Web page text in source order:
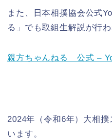
また、日本相撲協会公式
る」でも取組生解説が行わ
親方ちゃんねる 公式 –
2024年（令和6年）大相
います。